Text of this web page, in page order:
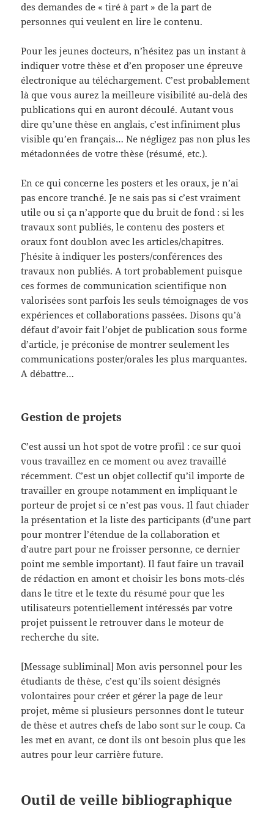
des demandes de « tiré à part » de la part de
personnes qui veulent en lire le contenu.
Pour les jeunes docteurs, n’hésitez pas un instant à
indiquer votre thèse et d’en proposer une épreuve
électronique au téléchargement. C’est probablement
là que vous aurez la meilleure visibilité au-delà des
publications qui en auront découlé. Autant vous
dire qu’une thèse en anglais, c’est infiniment plus
visible qu’en français… Ne négligez pas non plus les
métadonnées de votre thèse (résumé, etc.).
En ce qui concerne les posters et les oraux, je n’ai
pas encore tranché. Je ne sais pas si c’est vraiment
utile ou si ça n’apporte que du bruit de fond : si les
travaux sont publiés, le contenu des posters et
oraux font doublon avec les articles/chapitres.
J’hésite à indiquer les posters/conférences des
travaux non publiés. A tort probablement puisque
ces formes de communication scientifique non
valorisées sont parfois les seuls témoignages de vos
expériences et collaborations passées. Disons qu’à
défaut d’avoir fait l’objet de publication sous forme
d’article, je préconise de montrer seulement les
communications poster/orales les plus marquantes.
A débattre…
Gestion de projets
C’est aussi un hot spot de votre profil : ce sur quoi
vous travaillez en ce moment ou avez travaillé
récemment. C’est un objet collectif qu’il importe de
travailler en groupe notamment en impliquant le
porteur de projet si ce n’est pas vous. Il faut chiader
la présentation et la liste des participants (d’une part
pour montrer l’étendue de la collaboration et
d’autre part pour ne froisser personne, ce dernier
point me semble important). Il faut faire un travail
de rédaction en amont et choisir les bons mots-clés
dans le titre et le texte du résumé pour que les
utilisateurs potentiellement intéressés par votre
projet puissent le retrouver dans le moteur de
recherche du site.
[Message subliminal] Mon avis personnel pour les
étudiants de thèse, c’est qu’ils soient désignés
volontaires pour créer et gérer la page de leur
projet, même si plusieurs personnes dont le tuteur
de thèse et autres chefs de labo sont sur le coup. Ca
les met en avant, ce dont ils ont besoin plus que les
autres pour leur carrière future.
Outil de veille bibliographique